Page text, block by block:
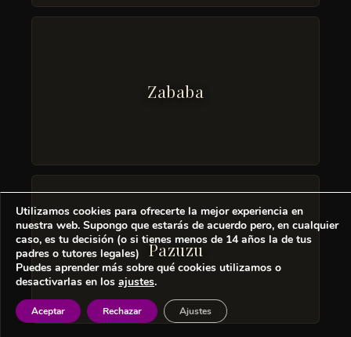
Zababa
Pazuzu
Utilizamos cookies para ofrecerte la mejor experiencia en
nuestra web. Supongo que estarás de acuerdo pero, en cualquier
caso, es tu decisión (o si tienes menos de 14 años la de tus
padres o tutores legales)
Puedes aprender más sobre qué cookies utilizamos o
desactivarlas en los ajustes.
Aceptar Rechazar Ajustes